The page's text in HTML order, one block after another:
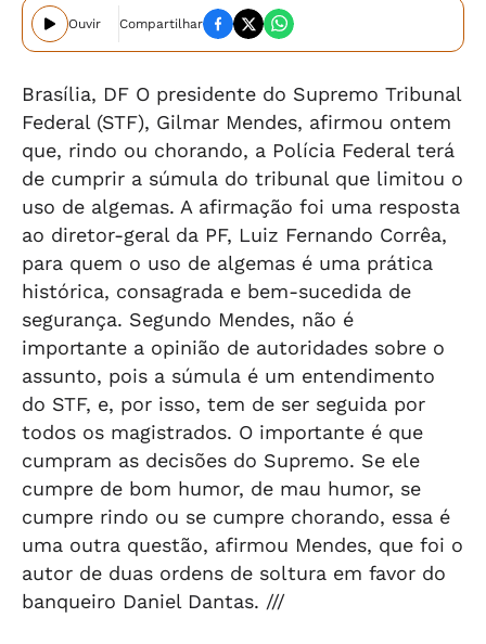
Ouvir Compartilhar
Brasília, DF O presidente do Supremo Tribunal
Federal (STF), Gilmar Mendes, afirmou ontem
que, rindo ou chorando, a Polícia Federal terá
de cumprir a súmula do tribunal que limitou o
uso de algemas. A afirmação foi uma resposta
ao diretor-geral da PF, Luiz Fernando Corrêa,
para quem o uso de algemas é uma prática
histórica, consagrada e bem-sucedida de
segurança. Segundo Mendes, não é
importante a opinião de autoridades sobre o
assunto, pois a súmula é um entendimento
do STF, e, por isso, tem de ser seguida por
todos os magistrados. O importante é que
cumpram as decisões do Supremo. Se ele
cumpre de bom humor, de mau humor, se
cumpre rindo ou se cumpre chorando, essa é
uma outra questão, afirmou Mendes, que foi o
autor de duas ordens de soltura em favor do
banqueiro Daniel Dantas. ///